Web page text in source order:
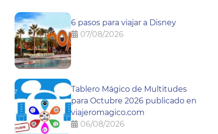
6 pasos para viajar a Disney
07/08/2026
Tablero Mágico de Multitudes
para Octubre 2026 publicado en
viajeromagico.com
06/08/2026